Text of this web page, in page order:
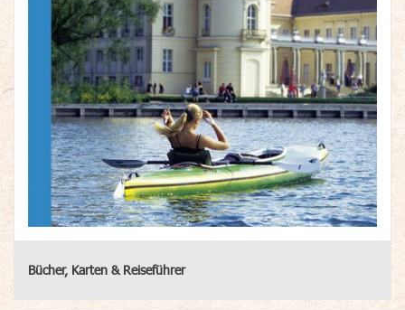
Bücher, Karten & Reiseführer